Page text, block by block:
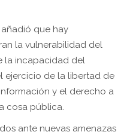
que hay
la vulnerabilidad del
la incapacidad del
ejercicio de la libertad de
y el derecho a
cosa pública.
ante nuevas amenazas